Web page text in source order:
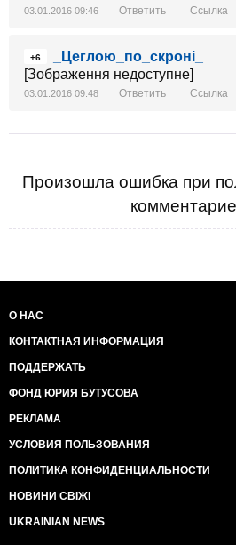
03.01.2016 09:46 Ответить Ссылка
+6
_Цеглою_по_скроні_
[Зображення недоступне]
03.01.2016 09:48 Ответить Ссылка
Произошла ошибка при
О НАС
КОНТАКТНАЯ ИНФОРМАЦИЯ
ПОДДЕРЖАТЬ
ФОНД ЮРИЯ БУТУСОВА
РЕКЛАМА
УСЛОВИЯ ПОЛЬЗОВАНИЯ
ПОЛИТИКА КОНФИДЕНЦИАЛЬНОСТИ
НОВИНИ СВІЖІ
UKRAINIAN NEWS